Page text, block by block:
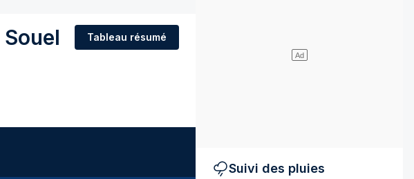
Souel
Tableau résumé
Suivi des pluies